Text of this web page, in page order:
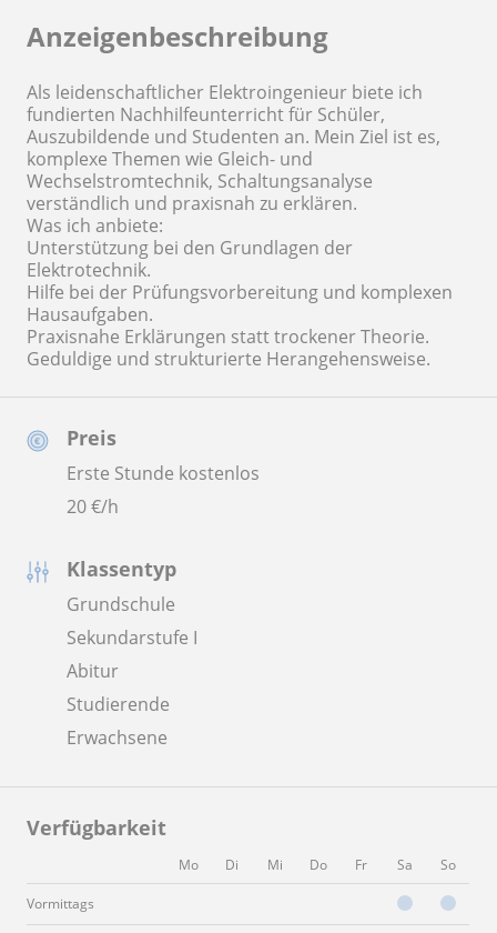
Preis
Erste Stunde kostenlos
20€/h
Klassentyp
Grundschule
Sekundarstufe I
Abitur
Studierende
Erwachsene
Verfügbarkeit
Mo Di Mi Do Fr Sa So
Vormittags
Anzeigenbeschreibung
Als leidenschaftlicher Elektroingenieur biete ich
fundierten Nachhilfeunterricht für Schüler,
Auszubildende und Studenten an. Mein Ziel ist es,
komplexe Themen wie Gleich- und
Wechselstromtechnik, Schaltungsanalyse
verständlich und praxisnah zu erklären.
Was ich anbiete:
Unterstützung bei den Grundlagen der
Elektrotechnik.
Hilfe bei der Prüfungsvorbereitung und komplexen
Hausaufgaben.
Praxisnahe Erklärungen statt trockener Theorie.
Geduldige und strukturierte Herangehensweise.